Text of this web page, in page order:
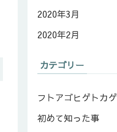
2020年3月
2020年2月
カテゴリー
フトアゴヒゲトカゲ
初めて知った事